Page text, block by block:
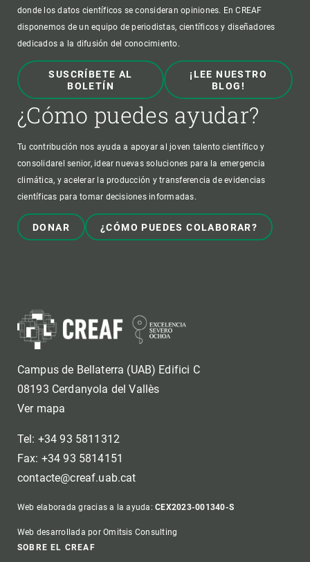
donde los datos científicos se consideran opiniones. En CREAF
disponemos de un equipo de periodistas, científicos y diseñadores
dedicados a la difusión del conocimiento.
SUSCRÍBETE AL
BOLETÍN
¡LEE NUESTRO
BLOG!
¿Cómo puedes ayudar?
Tu contribución nos ayuda a apoyar al joven talento científico y
consolidarel senior, idear nuevas soluciones para la emergencia
climática, y acelerar la producción y transferencia de evidencias
científicas para tomar decisiones informadas.
DONAR ¿CÓMO PUEDES COLABORAR?
Campus de Bellaterra (UAB) Edifici C
08193 Cerdanyola del Vallès
Ver mapa
Tel: +34 93 5811312
Fax: +34 93 5814151
contacte@creaf.uab.cat
Web elaborada gracias a la ayuda:CEX2023-001340-S
Web desarrollada por Omitsis Consulting
SOBRE EL CREAF